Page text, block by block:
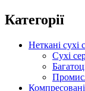
Категорії
Неткані сухі
Сухі